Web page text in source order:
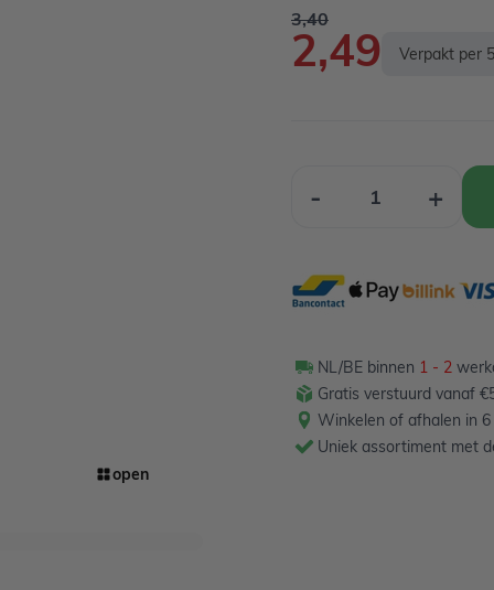
open
3,40
2,49 Verpakt per
- +
NL/BE binnen 1 - 2
Gratis verstuurd vanaf
Winkelen of afhalen in
Uniek assortiment met